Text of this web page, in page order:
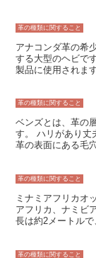
ります。 ・シボが均一にそろっていること ・耐久性に優れているこ
さまざまな種類があります。 オファル革は
物など、さまざま
革の種類に関すること
アナコンダ革の希少性 アナコンダは、南米のアマゾン川
する大型のヘビで
製品に使用されま
にあります。アナ
ナコンダは食用や
コンダの個体数は
ています。 アナコンダ革が希少であることは、その価値をさらに高
があり、その需要
種であり、その革
コンダ革製品を購
ることが重要です
革の種類に関すること
ベンズとは、革の
す。 ハリがあり丈
革の表面にある毛
どに味が出てくる
長持ちし、傷つき
面が滑らかで、シ
このため、ベンズ
革の種類に関すること
ミナミアフリカオットセイの魅力 ミ
アフリカ、ナミビ
長は約2メートル
において重要な役
革の種類に関すること